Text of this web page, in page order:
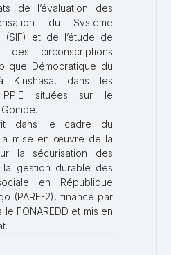
de l’évaluation des
du Système
(SIF) et de l’étude de
des circonscriptions
Démocratique du
Kinshasa, dans les
PPIE situées sur le
dans le cadre du
la mise en œuvre de la
la sécurisation des
la gestion durable des
en République
(PARF-2), financé par
FONAREDD et mis en